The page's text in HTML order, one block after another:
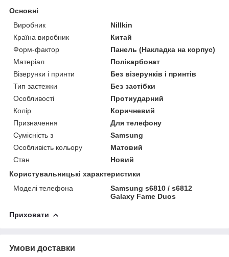
Основні
Виробник
Nillkin
Країна виробник
Китай
Форм-фактор
Панель (Накладка на корпус)
Матеріал
Полікарбонат
Візерунки і принти
Без візерунків і принтів
Тип застежки
Без застібки
Особливості
Протиударний
Колір
Коричневий
Призначення
Для телефону
Сумісність з
Samsung
Особливість кольору
Матовий
Стан
Новий
Користувальницькі характеристики
Моделі телефона
Samsung s6810 / s6812
Galaxy Fame Duos
Приховати
Умови доставки